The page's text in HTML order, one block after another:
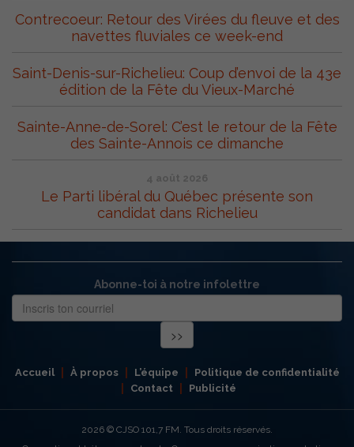
Contrecoeur: Retour des Virées du fleuve et des
navettes fluviales ce week-end
Saint-Denis-sur-Richelieu: Coup d’envoi de la 43e
édition de la Fête du Vieux-Marché
Sainte-Anne-de-Sorel: C’est le retour de la Fête
des Sainte-Annois ce dimanche
4 août 2026
Le Parti libéral du Québec présente son
candidat dans Richelieu
Abonne-toi à notre infolettre
Accueil À propos L’équipe
Politique de confidentialité
Contact
Publicité
2026 © CJSO 101,7 FM. Tous droits réservés.